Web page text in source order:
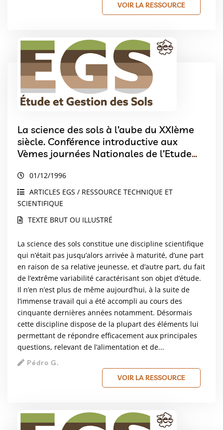
VOIR LA RESSOURCE
La science des sols à l’aube du XXIème
siècle. Conférence introductive aux
Vèmes journées Nationales de l’Etude
01/12/1996
ARTICLES EGS / RESSOURCE TECHNIQUE ET
SCIENTIFIQUE
TEXTE BRUT OU ILLUSTRÉ
La science des sols constitue une discipline scientifique
qui n’était pas jusqu’alors arrivée à maturité, d’une part
en raison de sa relative jeunesse, et d’autre part, du fait
de l’extrême variabilité caractérisant son objet d’étude.
Il n’en n’est plus de même aujourd’hui, à la suite de
l’immense travail qui a été accompli au cours des
cinquante dernières années notamment. Désormais
cette discipline dispose de la plupart des éléments lui
permettant de répondre efficacement aux principales
questions, relevant de l’alimentation et de...
Pédro G.
VOIR LA RESSOURCE